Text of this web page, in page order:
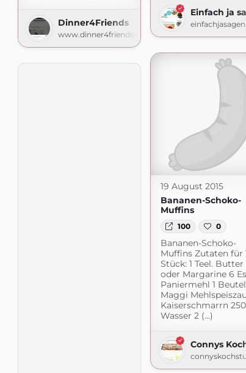
Einfach ja
Dinner4Friends
www.dinner4friends.de
19 August 2015
Bananen-Schoko-
Muffins
100 0
Bananen-Schoko-
Muffins Zutaten für
Stück: 1 Teel. Butter
oder Margarine 6
Paniermehl 1 Beutel
Maggi
Kaiserschmarrn
Wasser 2 (...)
Connys